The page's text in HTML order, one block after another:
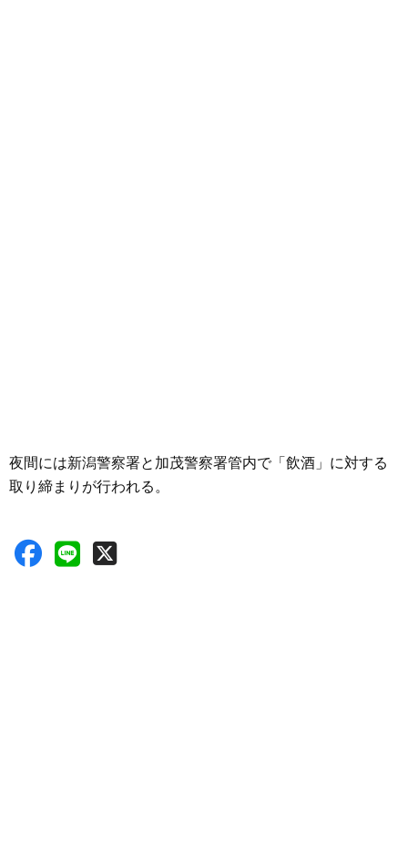
夜間には新潟警察署と加茂警察署管内で「飲酒」に対する
取り締まりが行われる。